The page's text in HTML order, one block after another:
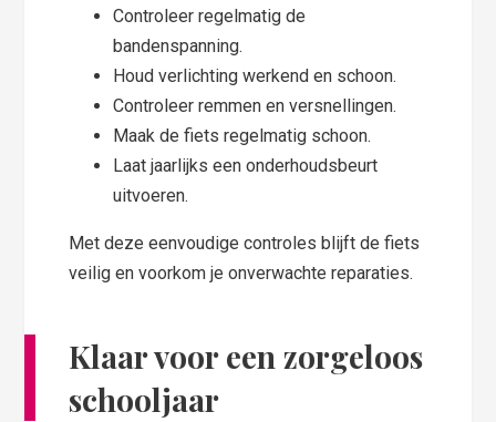
Controleer regelmatig de
bandenspanning.
Houd verlichting werkend en schoon.
Controleer remmen en versnellingen.
Maak de fiets regelmatig schoon.
Laat jaarlijks een onderhoudsbeurt
uitvoeren.
Met deze eenvoudige controles blijft de fiets
veilig en voorkom je onverwachte reparaties.
Klaar voor een zorgeloos
schooljaar